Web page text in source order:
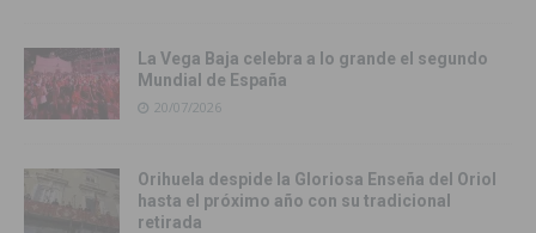
La Vega Baja celebra a lo grande el segundo
Mundial de España
20/07/2026
Orihuela despide la Gloriosa Enseña del Oriol
hasta el próximo año con su tradicional
retirada